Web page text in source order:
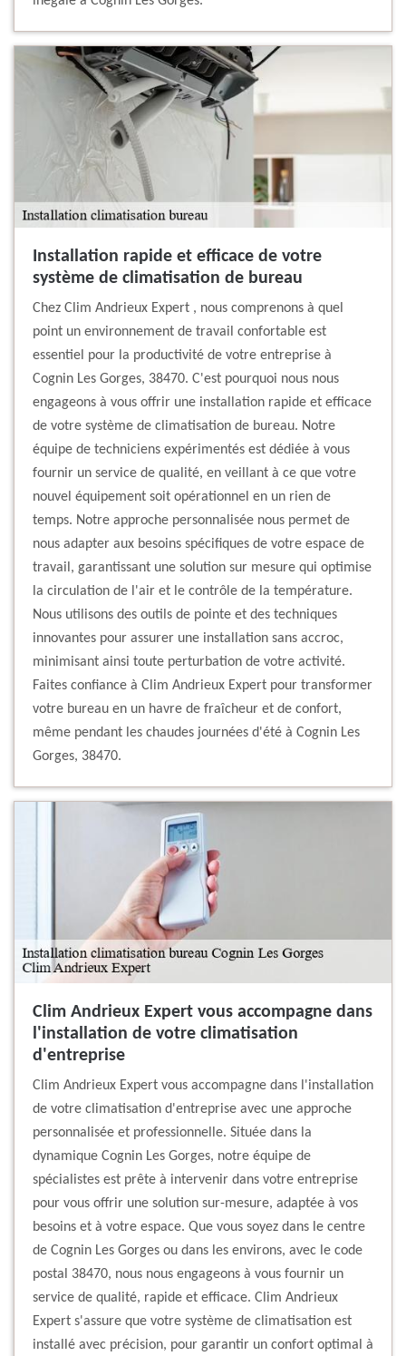
Installation rapide et efficace de votre
système de climatisation de bureau
Chez Clim Andrieux Expert , nous comprenons à quel
point un environnement de travail confortable est
essentiel pour la productivité de votre entreprise à
Cognin Les Gorges, 38470. C'est pourquoi nous nous
engageons à vous offrir une installation rapide et efficace
de votre système de climatisation de bureau. Notre
équipe de techniciens expérimentés est dédiée à vous
fournir un service de qualité, en veillant à ce que votre
nouvel équipement soit opérationnel en un rien de
temps. Notre approche personnalisée nous permet de
nous adapter aux besoins spécifiques de votre espace de
travail, garantissant une solution sur mesure qui optimise
la circulation de l'air et le contrôle de la température.
Nous utilisons des outils de pointe et des techniques
innovantes pour assurer une installation sans accroc,
minimisant ainsi toute perturbation de votre activité.
Faites confiance à Clim Andrieux Expert pour transformer
votre bureau en un havre de fraîcheur et de confort,
même pendant les chaudes journées d'été à Cognin Les
Gorges, 38470.
Clim Andrieux Expert vous accompagne dans
l'installation de votre climatisation
d'entreprise
Clim Andrieux Expert vous accompagne dans l'installation
de votre climatisation d'entreprise avec une approche
personnalisée et professionnelle. Située dans la
dynamique Cognin Les Gorges, notre équipe de
spécialistes est prête à intervenir dans votre entreprise
pour vous offrir une solution sur-mesure, adaptée à vos
besoins et à votre espace. Que vous soyez dans le centre
de Cognin Les Gorges ou dans les environs, avec le code
postal 38470, nous nous engageons à vous fournir un
service de qualité, rapide et efficace. Clim Andrieux
Expert s'assure que votre système de climatisation est
installé avec précision, pour garantir un confort optimal à